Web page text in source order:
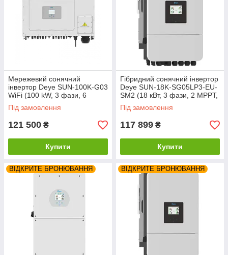
Мережевий сонячний
інвертор Deye SUN-100K-G03
WiFi (100 kW, 3 фази, 6
MPPT)
Під замовлення
121 500 ₴
Купити
Гібридний сонячний інвертор
Deye SUN-18K-SG05LP3-EU-
SM2 (18 кВт, 3 фази, 2 MPPT,
48В)
Під замовлення
117 899 ₴
Купити
ВІДКРИТЕ БРОНЮВАННЯ ВІДКРИТЕ БРОНЮВАННЯ